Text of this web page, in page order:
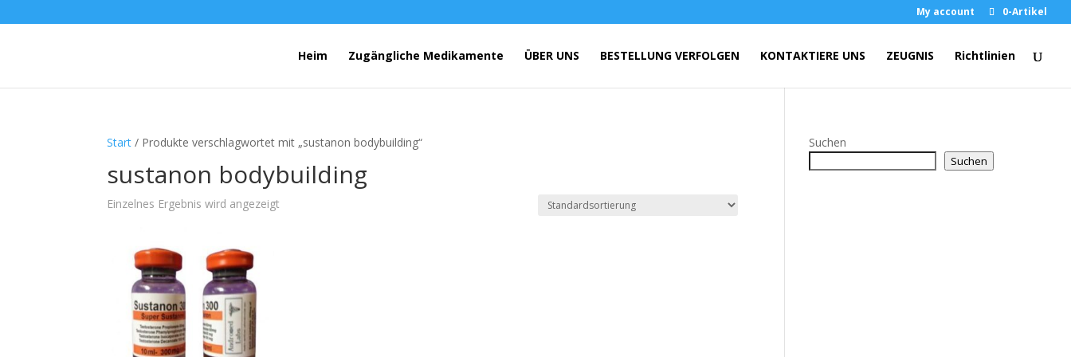
My account 0-Artikel
Heim Zugängliche Medikamente ÜBER UNS BESTELLUNG VERFOLGEN KONTAKTIERE UNS ZEUGNIS Richtlinien
Start / Produkte verschlagwortet mit „sustanon bodybuilding“
sustanon bodybuilding
Einzelnes Ergebnis wird angezeigt
Suchen
Suchen